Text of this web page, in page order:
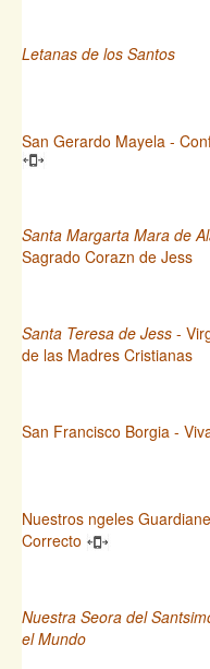
Letanas de los Santos
San Gerardo Mayela -
Santa Margarta Mara de
Sagrado Corazn de Jess
Santa Teresa de Jess -
de las Madres Cristianas
San Francisco Borgia -
Nuestros ngeles
Correcto
Nuestra Seora del
el Mundo